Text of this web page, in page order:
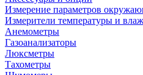
Измерение параметров
Измерители температуры и
Анемометры
Газоанализаторы
Люксметры
Тахометры